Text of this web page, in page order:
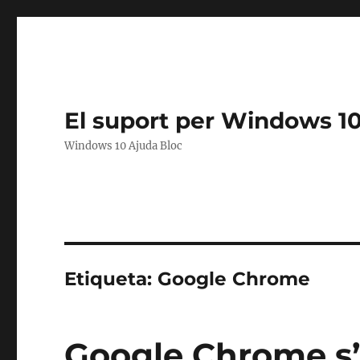
El suport per Windows
Windows 10 Ajuda Bloc
Etiqueta: Google Chrome